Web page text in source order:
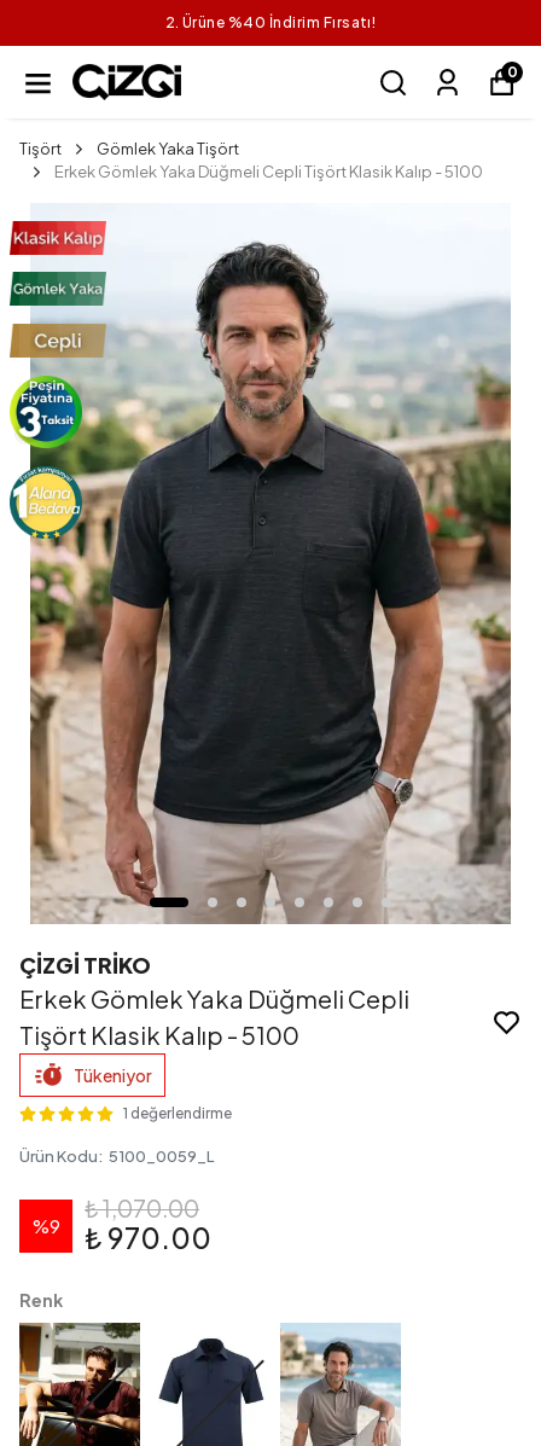
2. Ürüne %40 İndirim Fırsatı!
0
Tişört
Gömlek Yaka Tişört
Erkek Gömlek Yaka Düğmeli Cepli Tişört Klasik Kalıp - 5100
ÇİZGİ TRİKO
Erkek Gömlek Yaka Düğmeli Cepli
Tişört Klasik Kalıp - 5100
Tükeniyor
1 değerlendirme
Ürün Kodu: 5100_0059_L
%9
₺ 1,070.00
₺ 970.00
Renk